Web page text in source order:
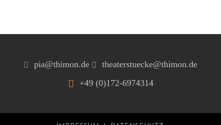
pia@thimon.de
theaterstuecke@thimon.de
+49 (0)172-6974314